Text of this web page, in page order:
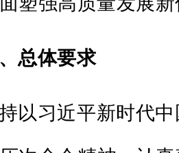
总体要求
以习近平新时代